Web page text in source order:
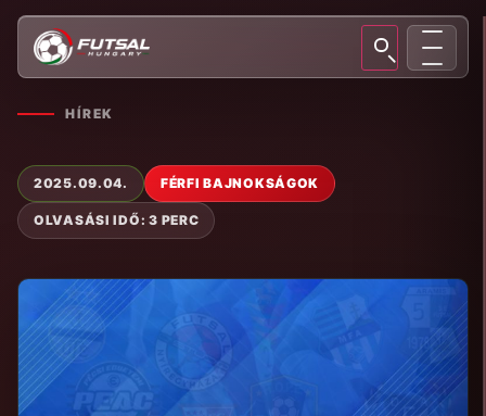
HÍREK
2025.09.04. FÉRFI BAJNOKSÁGOK
OLVASÁSI IDŐ: 3 PERC